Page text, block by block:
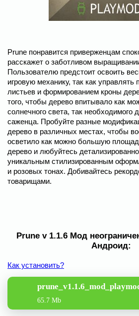
Prune понравится приверженцам
расскажет о заботливом
Пользователю предстоит освоить
игровую механику, так как управлять
листьев и формированием кроны
того, чтобы дерево впитывало как
солнечного света, так необходимого
саженца. Пробуйте разные
дерево в различных местах, чтобы
осветило как можно большую
дерево и любуйтесь
уникальным стилизированным
и розовых тонах. Добивайтесь
товарищами.
Prune v 1.1.6 Мод
Андроид:
Как установить?
65.7 Mb